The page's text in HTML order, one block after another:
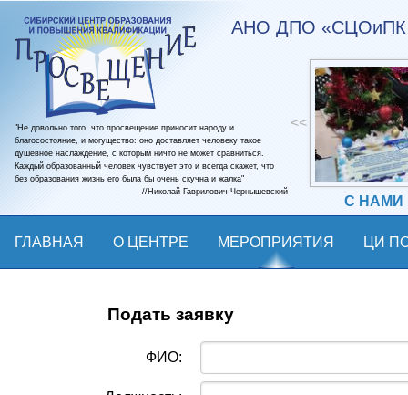
"Не довольно того, что просвещение приносит народу и
благосостояние, и могущество: оно доставляет человеку такое
душевное наслаждение, с которым ничто не может сравниться.
Каждый образованный человек чувствует это и всегда скажет, что
без образования жизнь его была бы очень скучна и жалка"
//Николай Гаврилович Чернышевский
АНО ДПО «СЦОиПК
<<
С НАМИ
ГЛАВНАЯ О ЦЕНТРЕ МЕРОПРИЯТИЯ ЦИ
Подать заявку
ФИО: